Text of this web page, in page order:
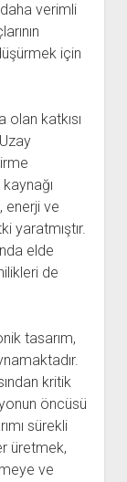
verimli
için
olan katkısı
enerji ve
yaratmıştır.
elde
de
tasarım,
kritik
öncüsü
sürekli
üretmek,
ve